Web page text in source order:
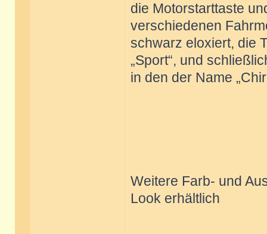
die Motorstarttaste
verschiedenen
schwarz eloxiert, die
„Sport“, und
in den der Name
Weitere Farb- und
Look erhältlich